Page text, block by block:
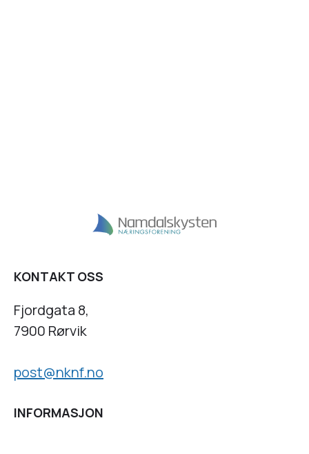
KONTAKT OSS
Fjordgata 8,
7900 Rørvik
post@nknf.no
INFORMASJON